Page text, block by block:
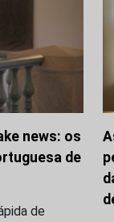
news: os
de
de